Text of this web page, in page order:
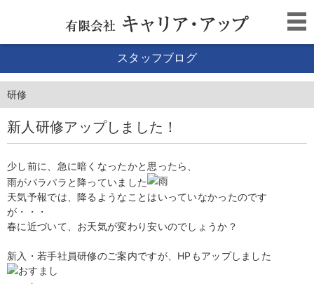
スタッフブログ
研修
新人研修アップしました！
少し前に、急に暗くなったかと思ったら、
雨がパラパラと降っていました
天気予報では、降るようなことはいっていなかったのです
が・・・
春に近づいて、お天気が変わり安いのでしょうか？
新入・若手社員研修のご案内ですが、HPもアップしました